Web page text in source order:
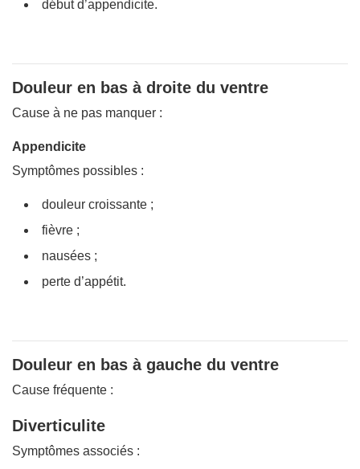
début d’appendicite.
Douleur en bas à droite du ventre
Cause à ne pas manquer :
Appendicite
Symptômes possibles :
douleur croissante ;
fièvre ;
nausées ;
perte d’appétit.
Douleur en bas à gauche du ventre
Cause fréquente :
Diverticulite
Symptômes associés :